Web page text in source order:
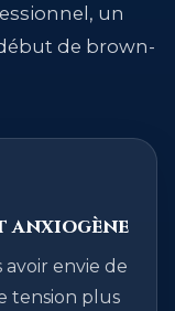
un
de brown-
anxiogène
avoir envie de
tension plus